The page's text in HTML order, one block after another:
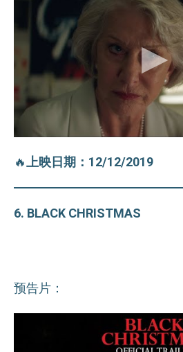
🔥上映日期：12/12/2019
6. BLACK CHRISTMAS
预告片：